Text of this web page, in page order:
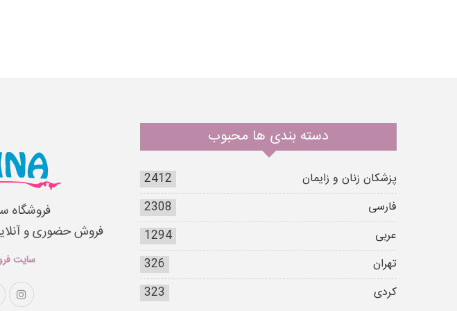
دسته بندی ها محبوب
پزشکان زنان و زایمان
2412
فارسی
2308
عربی
1294
تهران
326
کردی
323
فروشگاه
فروش حضوری و
سایت